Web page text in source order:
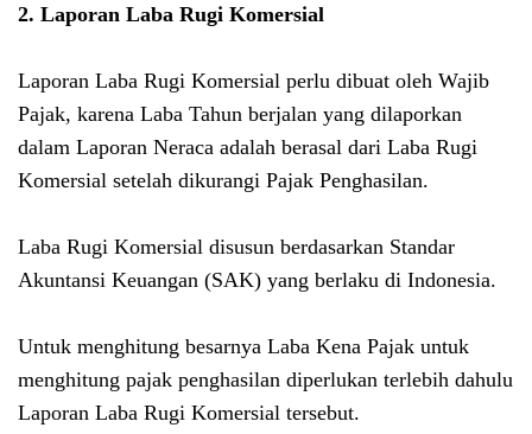
2. Laporan Laba Rugi Komersial
Laporan Laba Rugi Komersial perlu dibuat oleh Wajib
Pajak, karena Laba Tahun berjalan yang dilaporkan
dalam Laporan Neraca adalah berasal dari Laba Rugi
Komersial setelah dikurangi Pajak Penghasilan.
Laba Rugi Komersial disusun berdasarkan Standar
Akuntansi Keuangan (SAK) yang berlaku di Indonesia.
Untuk menghitung besarnya Laba Kena Pajak untuk
menghitung pajak penghasilan diperlukan terlebih dahulu
Laporan Laba Rugi Komersial tersebut.